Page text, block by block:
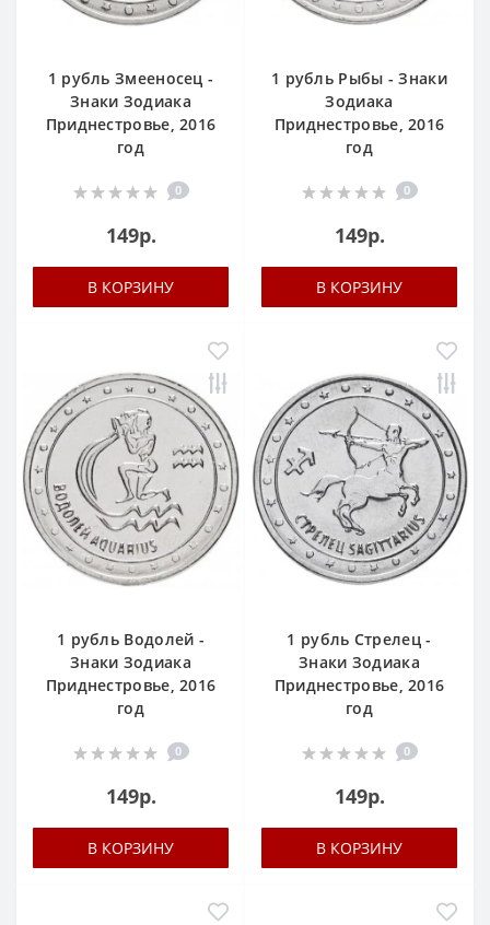
1 рубль Змееносец -
Знаки Зодиака
Приднестровье, 2016
год
0
149р.
В КОРЗИНУ
1 рубль Рыбы - Знаки
Зодиака
Приднестровье, 2016
год
0
149р.
В КОРЗИНУ
1 рубль Водолей -
Знаки Зодиака
Приднестровье, 2016
год
0
149р.
В КОРЗИНУ
1 рубль Стрелец -
Знаки Зодиака
Приднестровье, 2016
год
0
149р.
В КОРЗИНУ